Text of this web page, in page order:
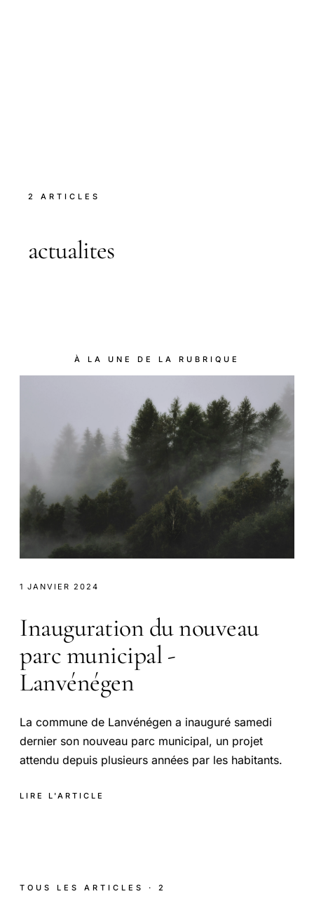
2 ARTICLES
actualites
À LA UNE DE LA RUBRIQUE
1 JANVIER 2024
Inauguration du nouveau
parc municipal -
Lanvénégen
La commune de Lanvénégen a inauguré samedi
dernier son nouveau parc municipal, un projet
attendu depuis plusieurs années par les habitants.
LIRE L'ARTICLE
TOUS LES ARTICLES · 2